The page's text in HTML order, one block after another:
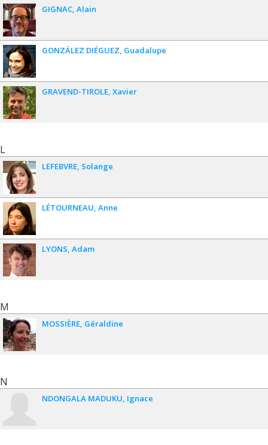
GIGNAC Alain
GONZÁLEZ DIÉGUEZ Guadalupe
GRAVEND-TIROLE Xavier
L
LEFEBVRE Solange
LÉTOURNEAU Anne
LYONS Adam
M
MOSSIÈRE Géraldine
N
NDONGALA MADUKU Ignace